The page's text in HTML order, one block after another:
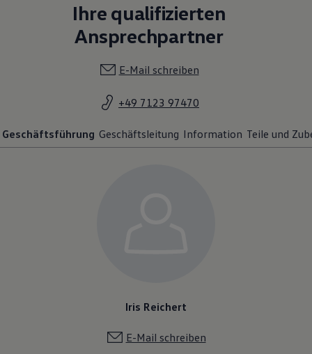
Ihre qualifizierten
Ansprechpartner
E-Mail schreiben
+49 7123 97470
Geschäftsführung Geschäftsleitung Information Teile und
Iris Reichert
E-Mail schreiben